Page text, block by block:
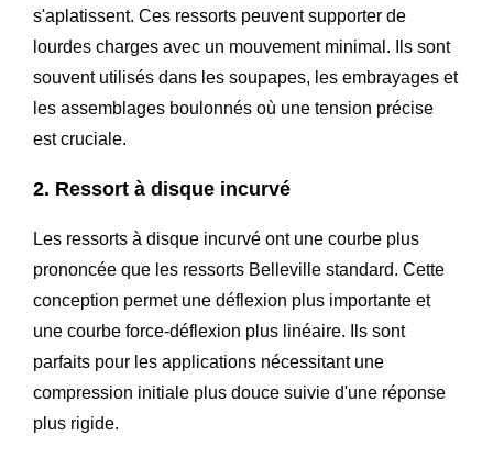
s'aplatissent. Ces ressorts peuvent supporter de
lourdes charges avec un mouvement minimal. Ils sont
souvent utilisés dans les soupapes, les embrayages et
les assemblages boulonnés où une tension précise
est cruciale.
2. Ressort à disque incurvé
Les ressorts à disque incurvé ont une courbe plus
prononcée que les ressorts Belleville standard. Cette
conception permet une déflexion plus importante et
une courbe force-déflexion plus linéaire. Ils sont
parfaits pour les applications nécessitant une
compression initiale plus douce suivie d'une réponse
plus rigide.